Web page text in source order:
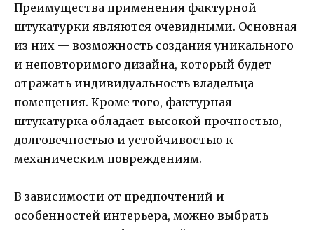
Преимущества применения фактурной
штукатурки являются очевидными. Основная
из них — возможность создания уникального
и неповторимого дизайна, который будет
отражать индивидуальность владельца
помещения. Кроме того, фактурная
штукатурка обладает высокой прочностью,
долговечностью и устойчивостью к
механическим повреждениям.
В зависимости от предпочтений и
особенностей интерьера, можно выбрать